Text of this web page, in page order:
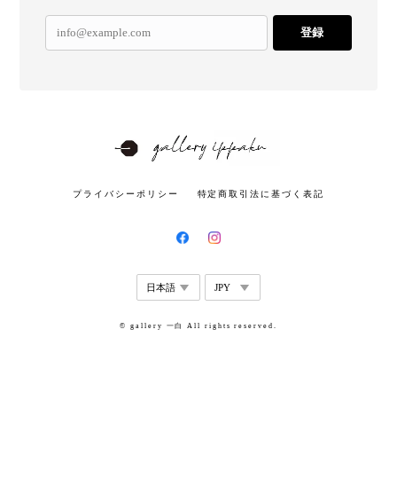
登録
プライバシーポリシー 特定商取引法に基づく表記
© gallery 一白 All rights reserved.